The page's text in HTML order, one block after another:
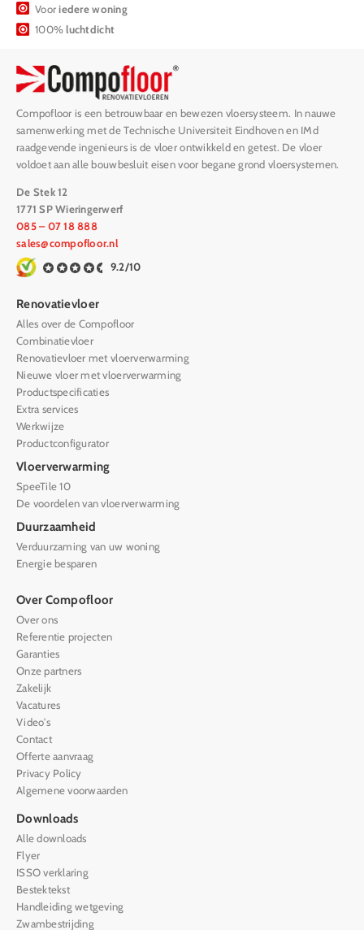
Vooriedere woning
100%luchtdicht
Compofloor is een betrouwbaar en bewezen vloersysteem. In nauwe
samenwerking met de Technische Universiteit Eindhoven en IMd
raadgevende ingenieurs is de vloer ontwikkeld en getest. De vloer
voldoet aan alle bouwbesluit eisen voor begane grond vloersystemen.
De Stek 12
1771 SP Wieringerwerf
085 – 07 18 888
sales@compofloor.nl
9.2/10
Renovatievloer
Alles over de Compofloor
Combinatievloer
Renovatievloer met vloerverwarming
Nieuwe vloer met vloerverwarming
Productspecificaties
Extra services
Werkwijze
Productconfigurator
Vloerverwarming
SpeeTile 10
De voordelen van vloerverwarming
Duurzaamheid
Verduurzaming van uw woning
Energie besparen
Over Compofloor
Over ons
Referentie projecten
Garanties
Onze partners
Zakelijk
Vacatures
Video's
Contact
Offerte aanvraag
Privacy Policy
Algemene voorwaarden
Downloads
Alle downloads
Flyer
ISSO verklaring
Bestektekst
Handleiding wetgeving
Zwambestrijding